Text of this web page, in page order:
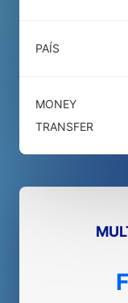
PAÍS
MONEY
TRANSFER